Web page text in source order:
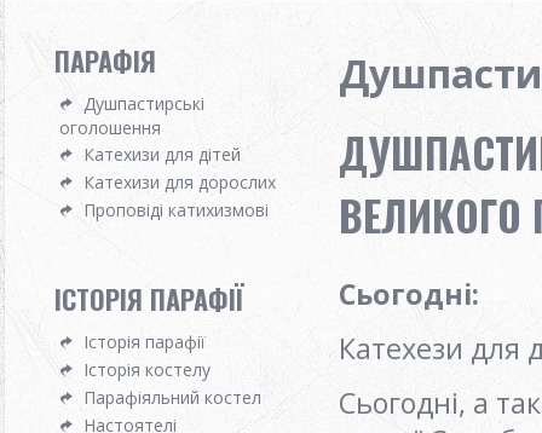
ПАРАФІЯ
Душпастирські
оголошення
Катехизи для дітей
Катехизи для дорослих
Проповіді катихизмові
ІСТОРІЯ ПАРАФІЇ
Історія парафії
Історія костелу
Парафіяльний костел
Настоятелі
ВЕЛИКОГО
Сьогодні:
Катехези для
Сьогодні, а